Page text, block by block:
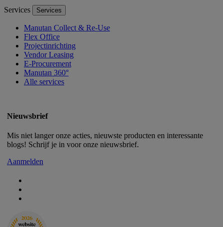
Services Services
Manutan Collect & Re-Use
Flex Office
Projectinrichting
Vendor Leasing
E-Procurement
Manutan 360°
Alle services
Nieuwsbrief
Mis niet langer onze acties, nieuwste producten en interessante
blogs! Schrijf je in voor onze nieuwsbrief.
Aanmelden